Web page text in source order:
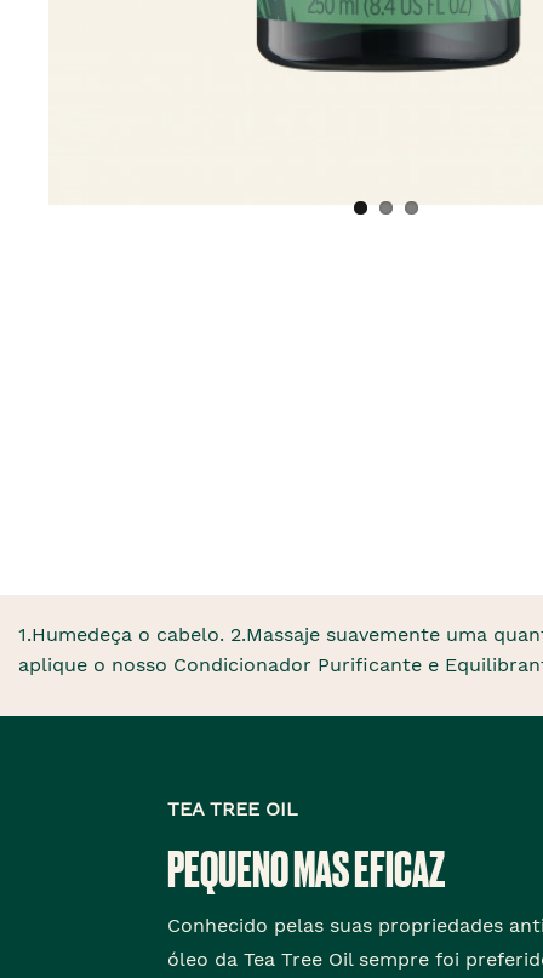
1.Humedeça o cabelo. 2.Massaje suavemente uma
aplique o nosso Condicionador Purificante e
TEA TREE OIL
PEQUENO MAS EFICAZ
Conhecido pelas suas propriedades
óleo da Tea Tree Oil sempre foi